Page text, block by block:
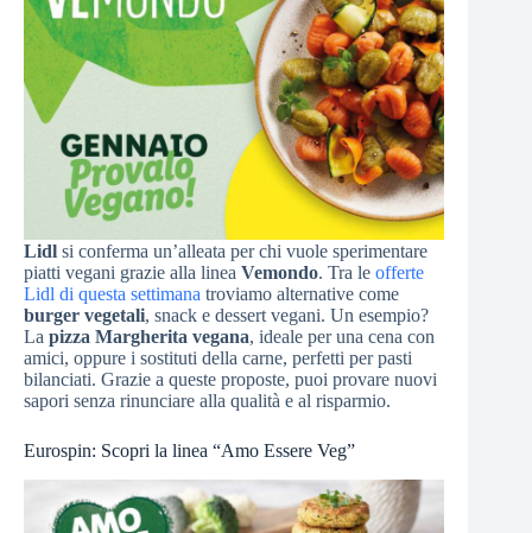
Lidl si conferma un’alleata per chi vuole sperimentare
piatti vegani grazie alla linea Vemondo. Tra le offerte
Lidl di questa settimana troviamo alternative come
burger vegetali, snack e dessert vegani. Un esempio?
La pizza Margherita vegana, ideale per una cena con
amici, oppure i sostituti della carne, perfetti per pasti
bilanciati. Grazie a queste proposte, puoi provare nuovi
sapori senza rinunciare alla qualità e al risparmio.
Eurospin: Scopri la linea “Amo Essere Veg”